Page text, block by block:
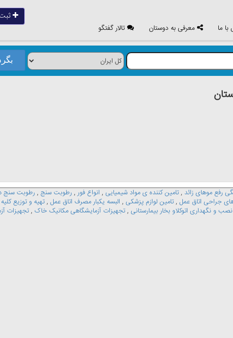
ما معرفی به دوستان تالار گفتگو
رفع موهای زائد , تامین کننده ی مواد شیمیایی , انواع فور , رطوبت سنج , رطوبت سنج
جراحی اتاق عمل , تامین لوازم پزشکی , البسه یکبار مصرف اتاق عمل ,تهیه و توزیع
نصب و نگهداری اتوکلاو بخار بیمارستانی , تجهیزات آزمایشگاهی مکانیک خاک , تجهیزات